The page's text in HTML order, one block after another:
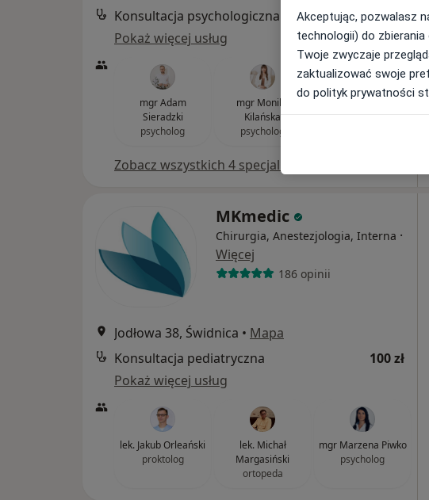
Konsultacja psychologiczna
200 zł
Pokaż więcej usług
mgr Adam
Sieradzki
psycholog
mgr Monika
Kilańska
psycholog
mgr Marta Figiel
Zobacz wszystkich 4 specjalistów
MKmedic
Chirurgia, Anestezjologia, Interna ·
Więcej
186 opinii
Jodłowa 38, Świdnica • Mapa
Konsultacja pediatryczna
100 zł
Pokaż więcej usług
lek. Jakub Orleański
proktolog
lek. Michał
Margasiński
ortopeda
mgr Marzena Piwko
psycholog
Akceptując, pozwalasz
technologii) do
Twoje zwyczaje
zaktualizować swoje
do polityk prywatności